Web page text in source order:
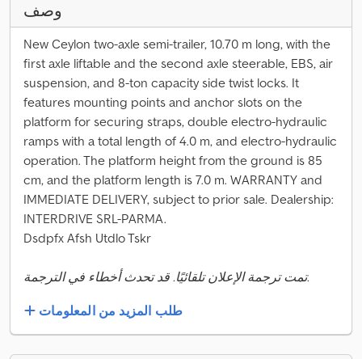
وصف
New Ceylon two-axle semi-trailer, 10.70 m long, with the
first axle liftable and the second axle steerable, EBS, air
suspension, and 8-ton capacity side twist locks. It
features mounting points and anchor slots on the
platform for securing straps, double electro-hydraulic
ramps with a total length of 4.0 m, and electro-hydraulic
operation. The platform height from the ground is 85
cm, and the platform length is 7.0 m. WARRANTY and
IMMEDIATE DELIVERY, subject to prior sale. Dealership:
INTERDRIVE SRL-PARMA.
Dsdpfx Afsh Utdlo Tskr
تمت ترجمة الإعلان تلقائيًا. قد تحدث أخطاء في الترجمة.
طلب المزيد من المعلومات